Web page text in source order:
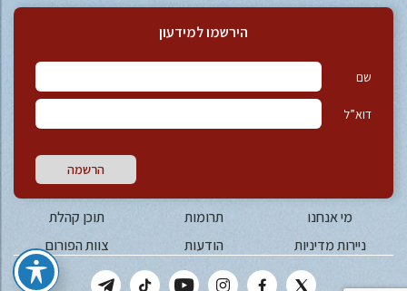
הירשמו למידעון
שם
דוא”ל
הרשמה
מי אנחנו תרומות
תוכן קהלת
ניירות מדיניות
הודעות צוות הפורום